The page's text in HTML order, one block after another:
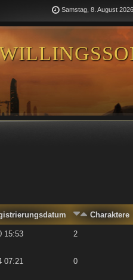
Samstag, 8. August
Charaktere
15:53 2
07:21 0